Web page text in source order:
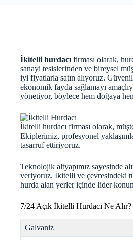
İkitelli hurdacı firması olarak,
sanayi tesislerinden ve bireysel
iyi fiyatlarla satın alıyoruz.
ekonomik fayda sağlamayı
yönetiyor, böylece hem doğaya
İkitelli hurdacı firması olarak,
Ekiplerimiz, profesyonel
tasarruf ettiriyoruz.
Teknolojik altyapımız sayesinde
veriyoruz. İkitelli ve çevresindeki
hurda alan yerler içinde lider
7/24 Açık İkitelli Hurdacı Ne Alır?
Galvaniz